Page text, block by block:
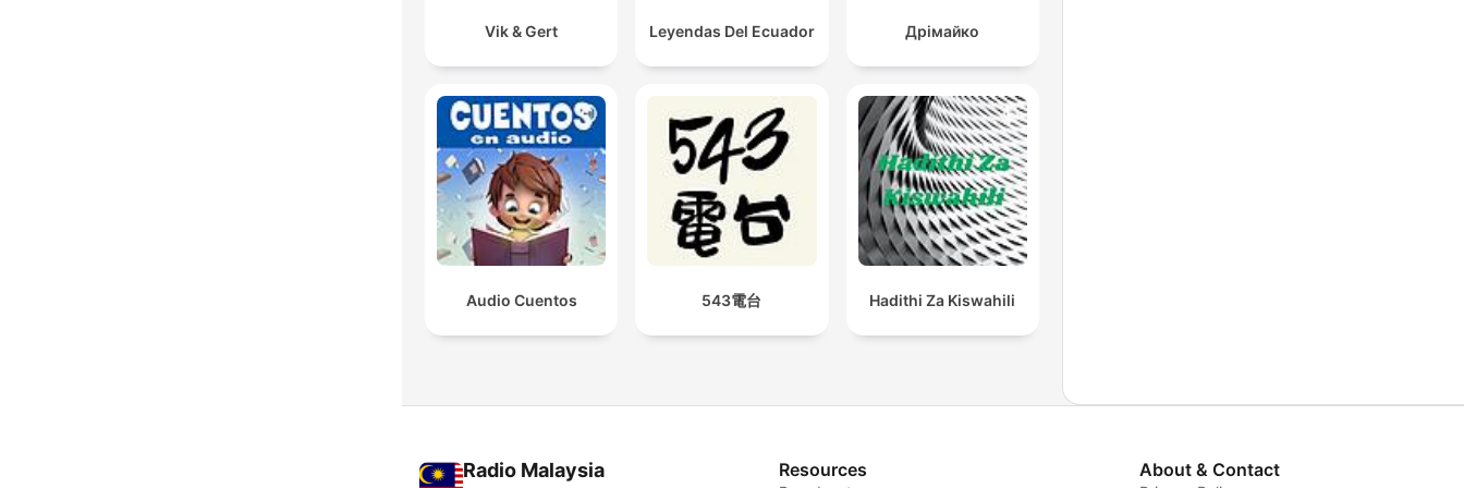
Vik & Gert Leyendas Del Ecuador Дрімайко
Audio Cuentos 543電台 Hadithi Za Kiswahili
Radio Malaysia Resources About & Contact